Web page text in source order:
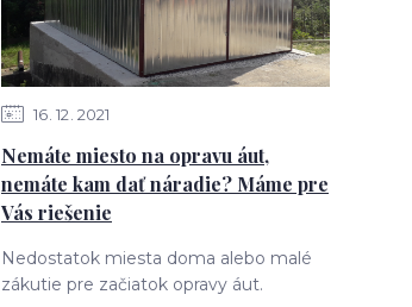
16 12 2021
Nemáte miesto na opravu áut,
nemáte kam dať náradie? Máme pre
Vás riešenie
Nedostatok miesta doma alebo malé
zákutie pre začiatok opravy áut.